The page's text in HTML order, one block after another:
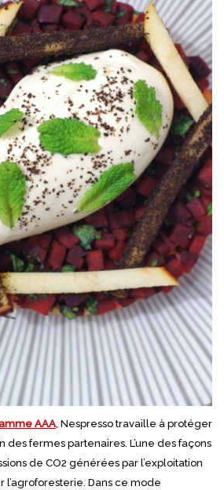
AAA, Nespresso travaille à protéger
des fermes partenaires. L’une des façons
de CO2 générées par l’exploitation
Dans ce mode